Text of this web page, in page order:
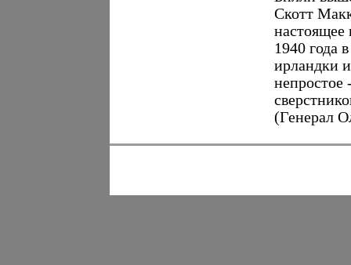
Скотт
настоящее
1940 года
ирландки
непростое
(Генерал